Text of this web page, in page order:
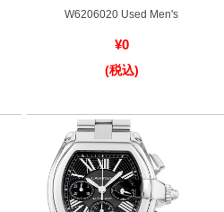
简体中文
한국어
W6206020 Used Men's
¥0
(税込)